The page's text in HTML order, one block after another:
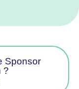
Sponsor
?